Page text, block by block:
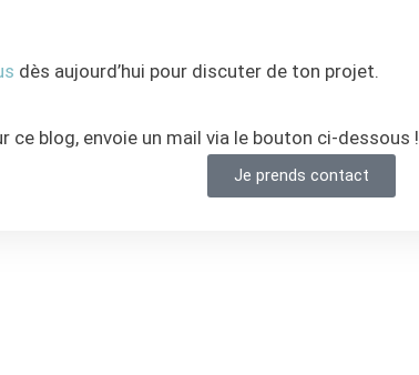
dès aujourd’hui pour discuter de ton projet.
ce blog, envoie un mail via le bouton ci-dessous !
Je prends contact